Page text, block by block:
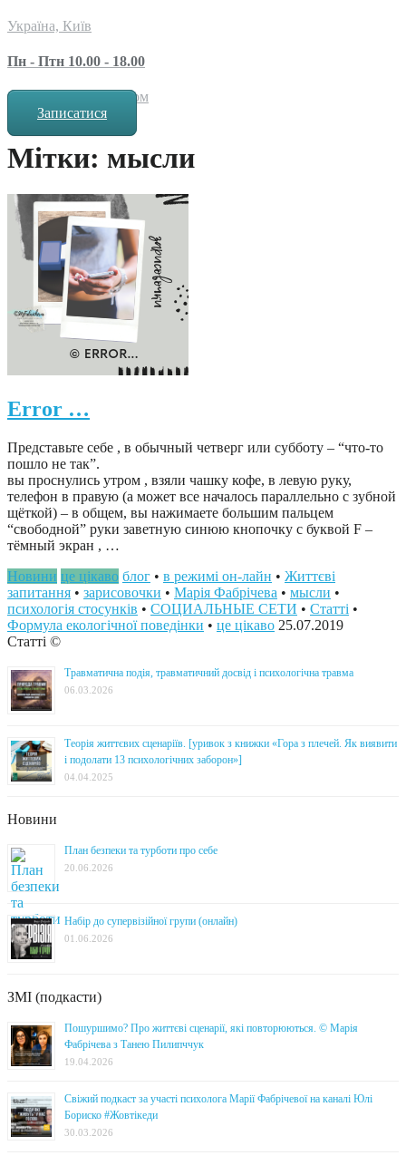
Україна, Київ
Пн - Птн 10.00 - 18.00
за попереднім записом
Записатися
Мітки: мысли
Error …
Представьте себе , в обычный четверг или субботу – “что-то
пошло не так”.
вы проснулись утром , взяли чашку кофе, в левую руку,
телефон в правую (а может все началось параллельно с зубной
щёткой) – в общем, вы нажимаете большим пальцем
“свободной” руки заветную синюю кнопочку с буквой F –
тёмный экран , …
Новини це цікаво блог • в режимі он-лайн • Життєві
запитання • зарисовочки • Марія Фабрічева • мысли •
психологія стосунків • СОЦИАЛЬНЫЕ СЕТИ • Статті •
Формула екологічної поведінки • це цікаво 25.07.2019
Статті ©
Травматична подія, травматичний досвід і психологічна травма
06.03.2026
Теорія життєвих сценаріїв. [уривок з книжки «Гора з плечей. Як виявити
і подолати 13 психологічних заборон»]
04.04.2025
Новини
План безпеки та турботи про себе
20.06.2026
Набір до супервізійної групи (онлайн)
01.06.2026
ЗМІ (подкасти)
Пошуршимо? Про життєві сценарії, які повторюються. © Марія
Фабрічева з Танею Пилипччук
19.04.2026
Свіжий подкаст за участі психолога Марії Фабрічевої на каналі Юлі
Бориско #Жовтікеди
30.03.2026